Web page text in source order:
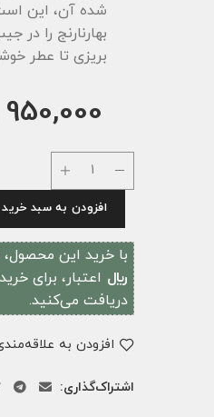
شده آن، این
بهارنارنج را در
بریزی تا عطر
950,000
افزودن به سبد خرید
با خرید این محصول،
﷼ اعتبار، برای
دریافت می‌کنید.
افزودن به
اشتراک‌گذاری: